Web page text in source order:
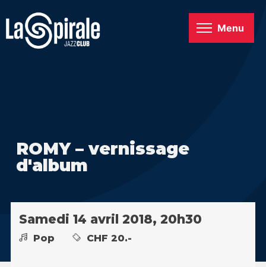
Menu
ROMY – vernissage
d'album
Samedi 14 avril 2018, 20h30
Pop CHF 20.-